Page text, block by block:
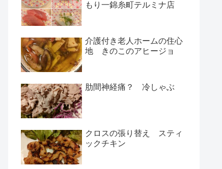
もり一錦糸町テルミナ店
介護付き老人ホームの住心
地 きのこのアヒージョ
肋間神経痛？ 冷しゃぶ
クロスの張り替え スティ
ックチキン